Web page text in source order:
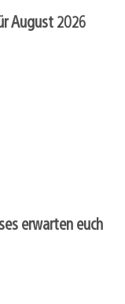
August 2026
erwarten euch